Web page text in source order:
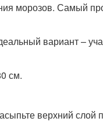
морозов. Самый
вариант –
см.
верхний